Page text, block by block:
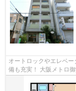
オートロックやエレベ
備も充実！ 大阪メトロ御堂筋線や谷町線が利用可能！天王寺駅まで自転車圏